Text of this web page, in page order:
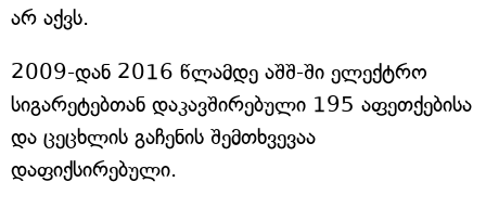
არ აქვს.
2009-დან 2016 წლამდე აშშ-ში ელექტრო
სიგარეტებთან დაკავშირებული 195 აფეთქებისა
და ცეცხლის გაჩენის შემთხვევაა
დაფიქსირებული.